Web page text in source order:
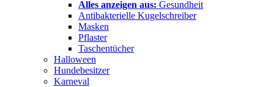
Alles anzeigen aus: Gesundheit
Antibakterielle Kugelschreiber
Masken
Pflaster
Taschentücher
Halloween
Hundebesitzer
Karneval